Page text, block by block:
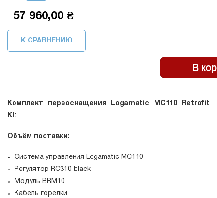
57 960,00 ₴
К СРАВНЕНИЮ
Комплект переоснащения Logamatic MC110 Retrofit
Kit
Объём поставки:
Система управления Logamatic MC110
Регулятор RC310 black
Модуль BRM10
Кабель горелки